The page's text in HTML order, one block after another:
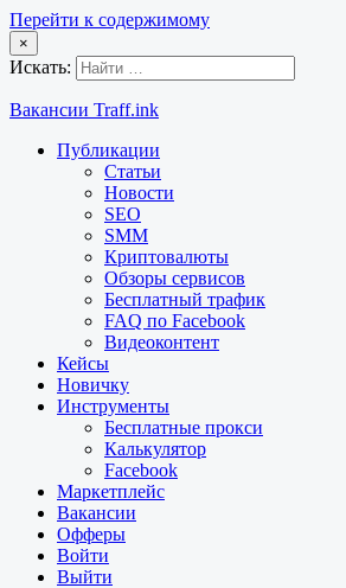
Перейти к содержимому
×
Искать:
Вакансии Traff.ink
Публикации
Статьи
Новости
SEO
SMM
Криптовалюты
Обзоры сервисов
Бесплатный трафик
FAQ по Facebook
Видеоконтент
Кейсы
Новичку
Инструменты
Бесплатные прокси
Калькулятор
Facebook
Маркетплейс
Вакансии
Офферы
Войти
Выйти